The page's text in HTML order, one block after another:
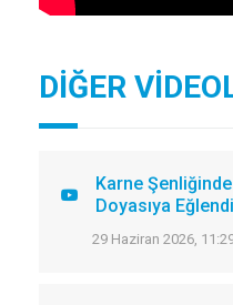
DİĞER
Karne
Doyasıya
29 Haziran 2026,